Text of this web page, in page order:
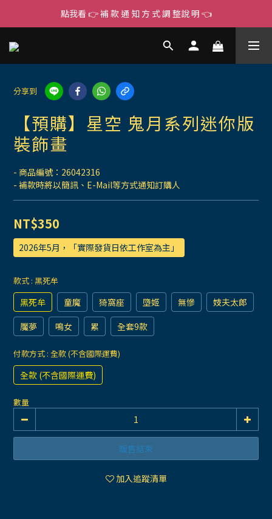
點我看 👉 補 款 通 知 方 式 調 整說 明 👈
分享到
【預購】星空 鬼月系列迷你版
裝飾畫
- 商品編號：26042316
- 補款時將以簡訊、E-Mail等方式通知訂購人
NT$350
2026年5月，「實際發貨日依工作室為主」
款式 : 黑死牟
黑死牟 童魔 猗窩座 墮姬 無慘
妓夫太郎
魘夢
鳴女 累 全套9款
付款方式 : 全款 (不含國際運費)
全款 (不含國際運費)
數量
販售結束
加入追蹤清單